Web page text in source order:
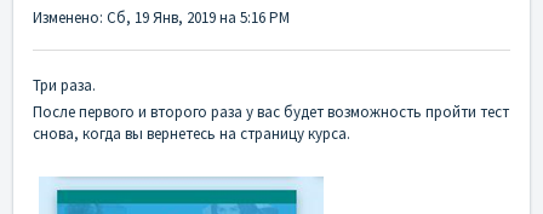
Изменено: Сб, 19 Янв, 2019 на 5:16 PM
Три раза.
После первого и второго раза у вас будет возможность пройти тест
снова, когда вы вернетесь на страницу курса.